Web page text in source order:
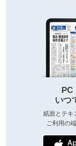
PC
いつ
紙面とテキ
ご利用の